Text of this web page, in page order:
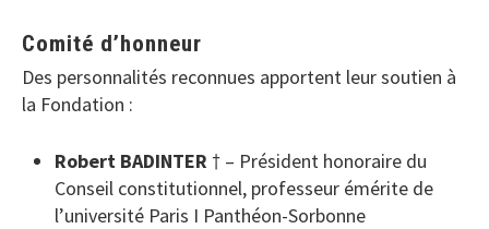
Comité d’honneur
Des personnalités reconnues apportent leur soutien à
la Fondation :
Robert BADINTER † – Président honoraire du
Conseil constitutionnel, professeur émérite de
l’université Paris I Panthéon-Sorbonne